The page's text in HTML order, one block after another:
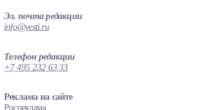
Эл. почта редакции
info@vesti.ru
Телефон редакции
+7 495 232 63 33
Реклама на сайте
Росреклама